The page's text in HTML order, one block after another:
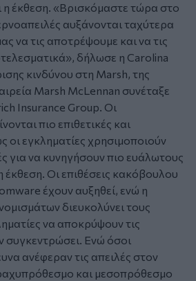
η έκθεση. «Βρισκόμαστε τώρα στο
αυξάνονται ταχύτερα
να τις αποτρέψουμε και να τις
δήλωσε η Carolina
κινδύνου στη Marsh, της
Marsh McLennan συνέταξε
Insurance Group. Οι
πιο επιθετικές και
οι εγκληματίες χρησιμοποιούν
για να κυνηγήσουν πιο ευάλωτους
έκθεση. Οι επιθέσεις κακόβουλου
έχουν αυξηθεί, ενώ η
διευκολύνει τους
να αποκρύψουν τις
συγκεντρώσει. Ενώ όσοι
ανέφεραν τις απειλές στον
και μεσοπρόθεσμο